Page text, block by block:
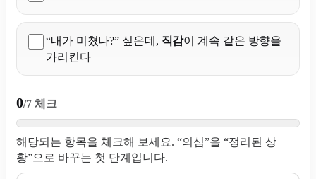
“내가 미쳤나?” 싶은데, 직감이 계속 같은 방향을
가리킨다
0/7 체크
해당되는 항목을 체크해 보세요. “의심”을 “정리된 상
황”으로 바꾸는 첫 단계입니다.